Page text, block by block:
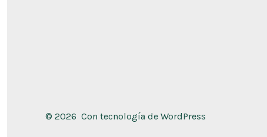
© 2026Con tecnología de WordPress